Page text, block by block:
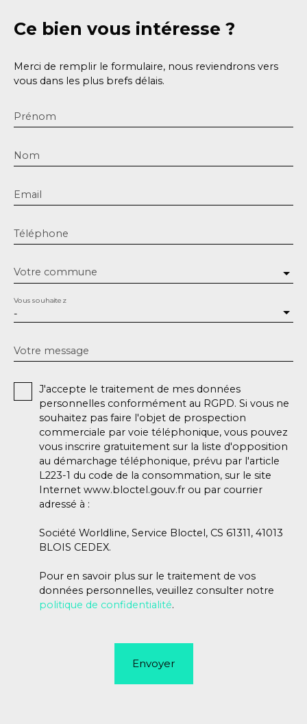
Ce bien vous intéresse ?
Merci de remplir le formulaire, nous reviendrons vers
vous dans les plus brefs délais.
Prénom
Nom
Email
Téléphone
Votre commune
-
Vous souhaitez
Votre message
J'accepte le traitement de mes données
personnelles conformément au RGPD. Si vous ne
souhaitez pas faire l'objet de prospection
commerciale par voie téléphonique, vous pouvez
vous inscrire gratuitement sur la liste d'opposition
au démarchage téléphonique, prévu par l'article
L223-1 du code de la consommation, sur le site
Internet www.bloctel.gouv.fr ou par courrier
adressé à :
Société Worldline, Service Bloctel, CS 61311, 41013
BLOIS CEDEX.
Pour en savoir plus sur le traitement de vos
données personnelles, veuillez consulter notre
politique de confidentialité.
Envoyer